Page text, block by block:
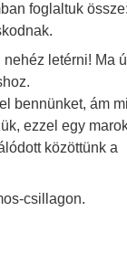
foglaltuk össze:
letérni! Ma
bennünket, ám
ezzel egy
közöttünk a
csillagon.